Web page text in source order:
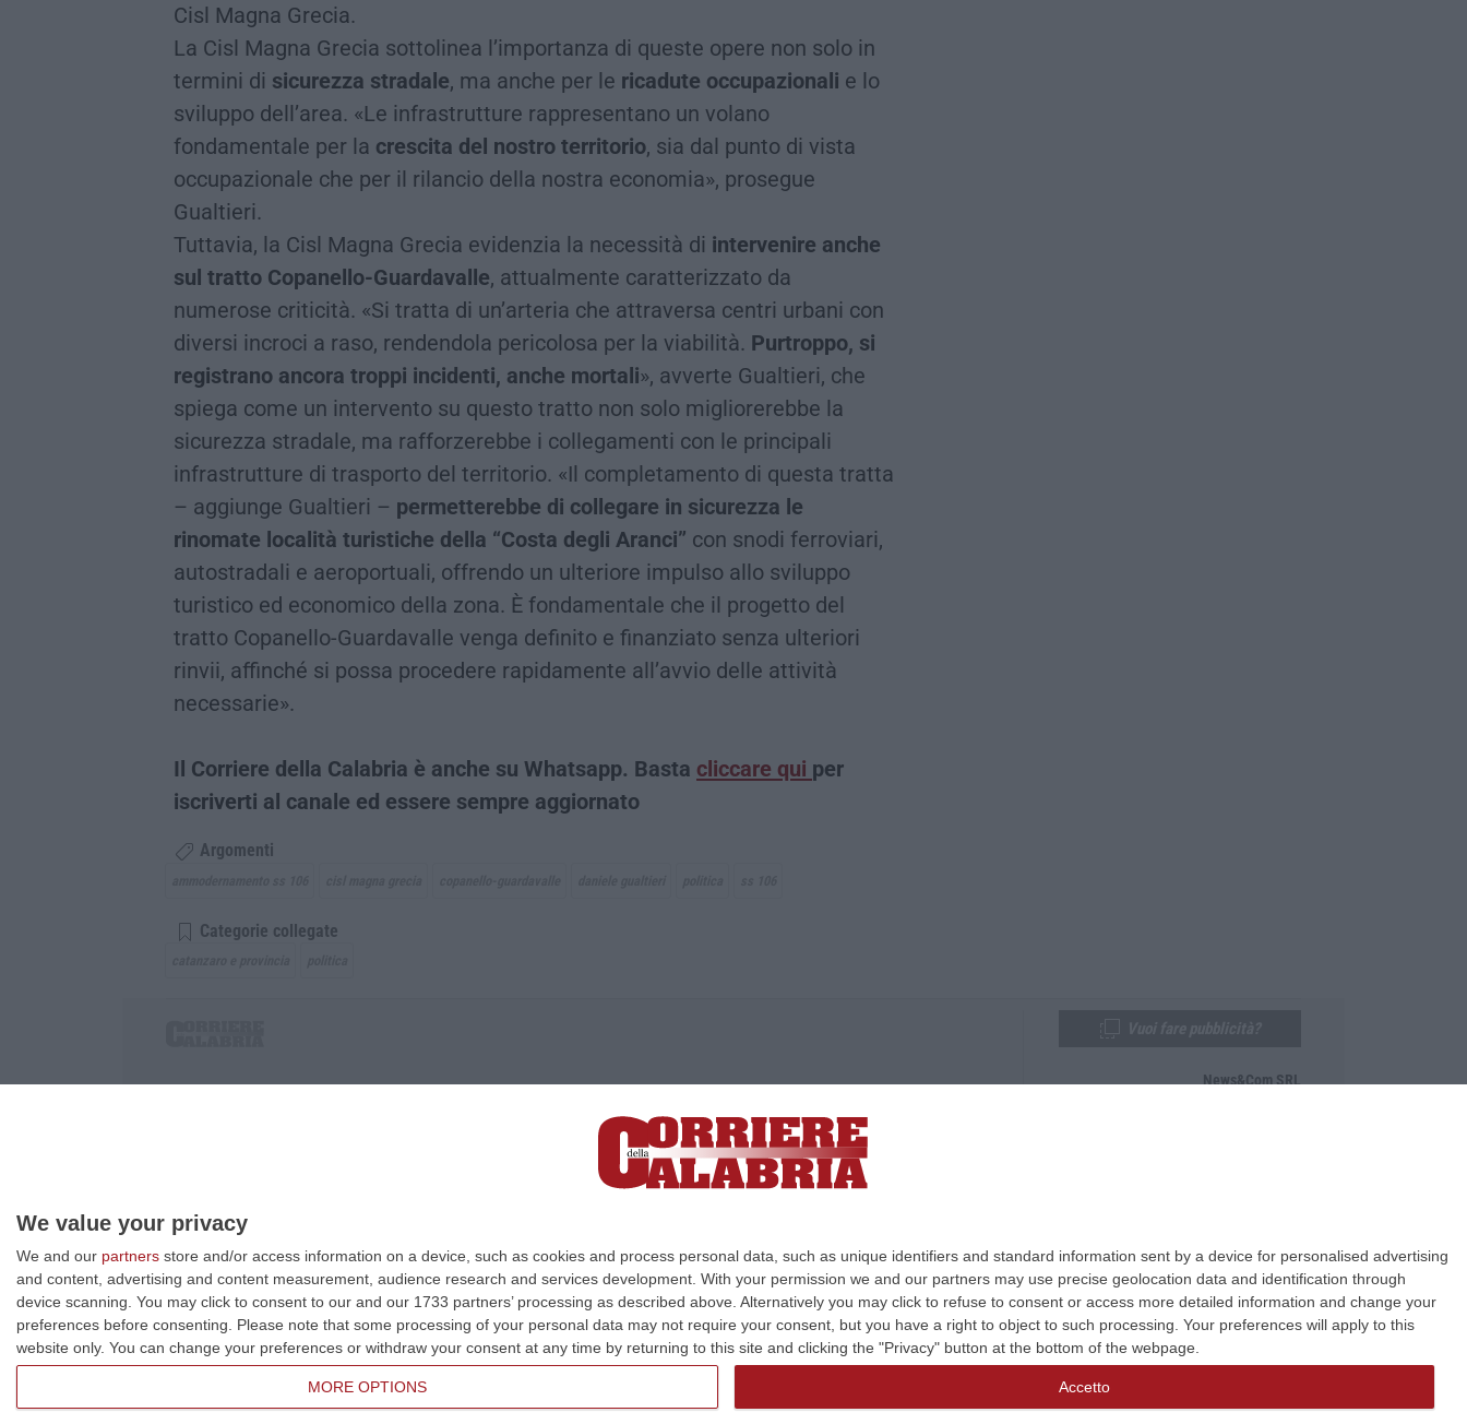
We value your privacy
We and our partners store and/or access information on a device, such as cookies and process personal data, such as unique identifiers and standard information sent by a device for personalised advertising
and content, advertising and content measurement, audience research and services development. With your permission we and our partners may use precise geolocation data and identification through
device scanning. You may click to consent to our and our 1733 partners’ processing as described above. Alternatively you may click to refuse to consent or access more detailed information and change your
preferences before consenting.
Please note that some processing of your personal data may not require your consent, but you have a right to object to such processing. Your preferences will apply to this
website only. You can change your preferences or withdraw your consent at any time by returning to this site and clicking the "Privacy" button at the bottom of the webpage.
MORE OPTIONS Accetto
Cisl Magna Grecia.
La Cisl Magna Grecia sottolinea l’importanza di queste opere non solo in
termini di sicurezza stradale, ma anche per le ricadute occupazionali e lo
sviluppo dell’area. «Le infrastrutture rappresentano un volano
fondamentale per la crescita del nostro territorio, sia dal punto di vista
occupazionale che per il rilancio della nostra economia», prosegue
Gualtieri.
Tuttavia, la Cisl Magna Grecia evidenzia la necessità di intervenire anche
sul tratto Copanello-Guardavalle, attualmente caratterizzato da
numerose criticità. «Si tratta di un’arteria che attraversa centri urbani con
diversi incroci a raso, rendendola pericolosa per la viabilità. Purtroppo, si
registrano ancora troppi incidenti, anche mortali», avverte Gualtieri, che
spiega come un intervento su questo tratto non solo migliorerebbe la
sicurezza stradale, ma rafforzerebbe i collegamenti con le principali
infrastrutture di trasporto del territorio. «Il completamento di questa tratta
– aggiunge Gualtieri – permetterebbe di collegare in sicurezza le
rinomate località turistiche della “Costa degli Aranci” con snodi ferroviari,
autostradali e aeroportuali, offrendo un ulteriore impulso allo sviluppo
turistico ed economico della zona. È fondamentale che il progetto del
tratto Copanello-Guardavalle venga definito e finanziato senza ulteriori
rinvii, affinché si possa procedere rapidamente all’avvio delle attività
necessarie».
Il Corriere della Calabria è anche su Whatsapp. Basta cliccare qui per
iscriverti al canale ed essere sempre aggiornato
Argomenti
Categorie collegate
P.IVA. 03199620794, Via del mare 6/G, S.Eufemia, Lamezia Terme (CZ)
Iscrizione tribunale di Lamezia Terme 5/2011 - Direttore responsabile Paola Militano |Privacy
News&Com SRL
Design: cfweb